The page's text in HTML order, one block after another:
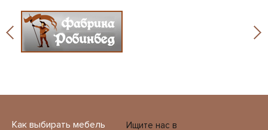
Как выбирать мебель Ищите нас в